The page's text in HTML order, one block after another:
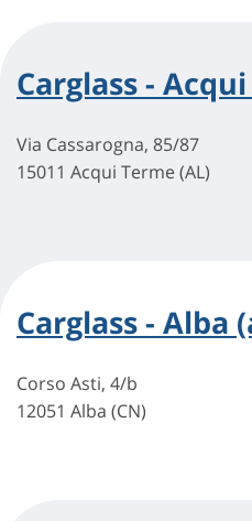
Carglass -
Via Cassarogna, 85/87
15011 Acqui Terme (AL)
Carglass - Alba
Corso Asti, 4/b
12051 Alba (CN)